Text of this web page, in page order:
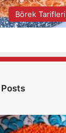
Börek Tarifleri